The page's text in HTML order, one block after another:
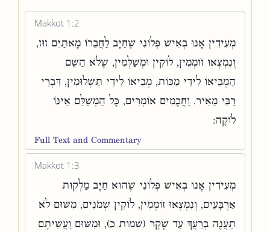
Makkot 1:2
מְעִידִין אָנוּ בְאִישׁ פְּלוֹנִי שֶׁחַיָּב לַחֲבֵרוֹ מָאתַיִם זוּז,
וְנִמְצְאוּ זוֹמְמִין, לוֹקִין וּמְשַׁלְּמִין, שֶׁלֹּא הַשֵּׁם
הַמְבִיאוֹ לִידֵי מַכּוֹת, מְבִיאוֹ לִידֵי תַשְׁלוּמִין, דִּבְרֵי
רַבִּי מֵאִיר. וַחֲכָמִים אוֹמְרִים, כָּל הַמְשַׁלֵּם אֵינוֹ
לוֹקֶה:
Full Text and Commentary
Makkot 1:3
מְעִידִין אָנוּ בְאִישׁ פְּלוֹנִי שֶׁהוּא חַיָּב מַלְקוּת
אַרְבָּעִים, וְנִמְצְאוּ זוֹמְמִין, לוֹקִין שְׁמֹנִים, מִשּׁוּם לֹא
תַעֲנֶה בְרֵעֲךָ עֵד שָׁקֶר (שמות כ), וּמִשּׁוּם וַעֲשִׂיתֶם